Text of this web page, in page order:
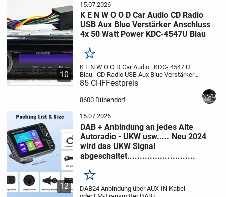
10
15.07.2026
K E N W O O D Car Audio CD Radio
USB Aux Blue Verstärker Anschluss
4x 50 Watt Power KDC-4547U Blau
Merken
K E N W O O D Car Audio
KDC- 4547 U
Blau CD Radio USB Aux Blue Verstärker
Anschluss 4x 50 Watt Power
Wir senden auch per Post zu
Fr. 16.50 Porto...
85 CHFFestpreis
8600 Dübendorf
12
15.07.2026
DAB + Anbindung an jedes Alte
Autoradio - UKW usw..... Neu 2024
wird das UKW Signal
abgeschaltet...........................
Merken
DAB24 Anbindung über AUX-IN Kabel